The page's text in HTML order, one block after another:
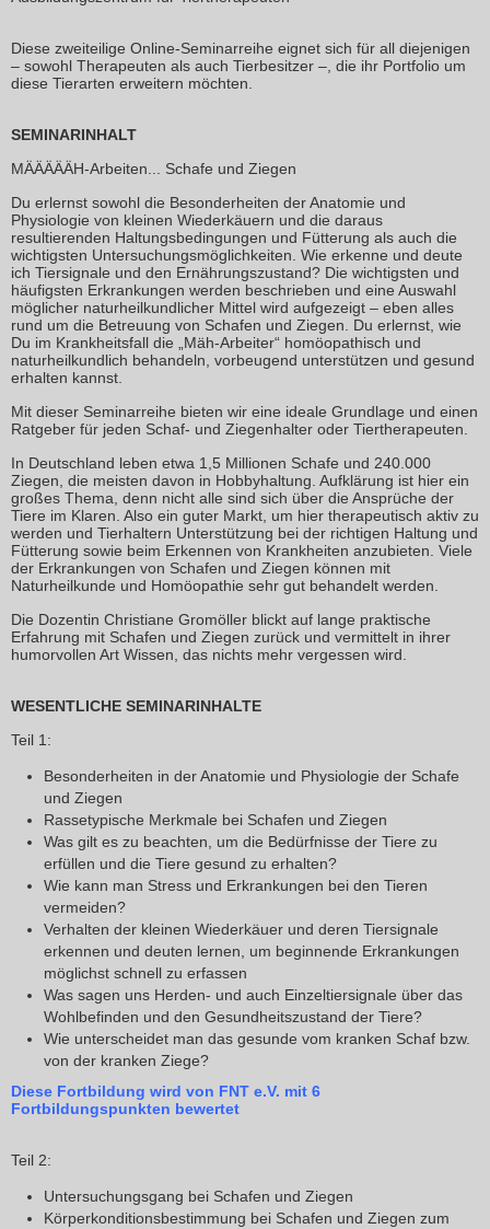
Diese zweiteilige Online-Seminarreihe eignet sich für all diejenigen
– sowohl Therapeuten als auch Tierbesitzer –, die ihr Portfolio um
diese Tierarten erweitern möchten.
SEMINARINHALT
MÄÄÄÄÄH-Arbeiten... Schafe und Ziegen
Du erlernst sowohl die Besonderheiten der Anatomie und
Physiologie von kleinen Wiederkäuern und die daraus
resultierenden Haltungsbedingungen und Fütterung als auch die
wichtigsten Untersuchungsmöglichkeiten. Wie erkenne und deute
ich Tiersignale und den Ernährungszustand? Die wichtigsten und
häufigsten Erkrankungen werden beschrieben und eine Auswahl
möglicher naturheilkundlicher Mittel wird aufgezeigt – eben alles
rund um die Betreuung von Schafen und Ziegen. Du erlernst, wie
Du im Krankheitsfall die „Mäh-Arbeiter“ homöopathisch und
naturheilkundlich behandeln, vorbeugend unterstützen und gesund
erhalten kannst.
Mit dieser Seminarreihe bieten wir eine ideale Grundlage und einen
Ratgeber für jeden Schaf- und Ziegenhalter oder Tiertherapeuten.
In Deutschland leben etwa 1,5 Millionen Schafe und 240.000
Ziegen, die meisten davon in Hobbyhaltung. Aufklärung ist hier ein
großes Thema, denn nicht alle sind sich über die Ansprüche der
Tiere im Klaren. Also ein guter Markt, um hier therapeutisch aktiv zu
werden und Tierhaltern Unterstützung bei der richtigen Haltung und
Fütterung sowie beim Erkennen von Krankheiten anzubieten. Viele
der Erkrankungen von Schafen und Ziegen können mit
Naturheilkunde und Homöopathie sehr gut behandelt werden.
Die Dozentin Christiane Gromöller blickt auf lange praktische
Erfahrung mit Schafen und Ziegen zurück und vermittelt in ihrer
humorvollen Art Wissen, das nichts mehr vergessen wird.
WESENTLICHE SEMINARINHALTE
Teil 1:
Besonderheiten in der Anatomie und Physiologie der Schafe
und Ziegen
Rassetypische Merkmale bei Schafen und Ziegen
Was gilt es zu beachten, um die Bedürfnisse der Tiere zu
erfüllen und die Tiere gesund zu erhalten?
Wie kann man Stress und Erkrankungen bei den Tieren
vermeiden?
Verhalten der kleinen Wiederkäuer und deren Tiersignale
erkennen und deuten lernen, um beginnende Erkrankungen
möglichst schnell zu erfassen
Was sagen uns Herden- und auch Einzeltiersignale über das
Wohlbefinden und den Gesundheitszustand der Tiere?
Wie unterscheidet man das gesunde vom kranken Schaf bzw.
von der kranken Ziege?
Diese Fortbildung wird von FNT e.V. mit 6
Fortbildungspunkten bewertet
Teil 2:
Untersuchungsgang bei Schafen und Ziegen
Körperkonditionsbestimmung bei Schafen und Ziegen zum